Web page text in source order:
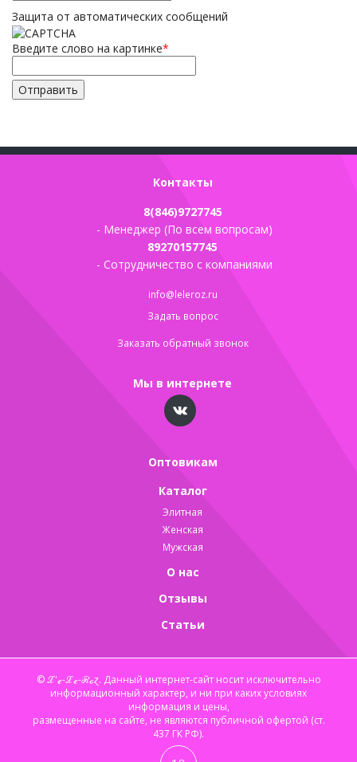
Защита от автоматических сообщений
Введите слово на картинке*
Контакты
8(846)9727745
- Менеджер (По всем вопросам)
89270157745
- Сотрудничество с компаниями
info@leleroz.ru
Задать вопрос
Заказать обратный звонок
Мы в интернете
Оптовикам
Каталог
Элитная
Женская
Мужская
О нас
Отзывы
Статьи
© ℒ'ℯ-ℒℯ-ℛℴɀ. Данный интернет-сайт носит исключительно
информационный характер, и ни при каких условиях
информация и цены,
размещенные на сайте, не являются публичной офертой (ст.
437 ГК РФ).